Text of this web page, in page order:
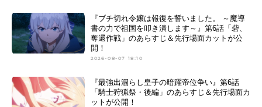
『ブチ切れ令嬢は報復を誓いました。 ～魔導
書の力で祖国を叩き潰します～』第6話「砦、
奪還作戦」のあらすじ＆先行場面カットが公
開！
2026-08-07 18:10
『最強出涸らし皇子の暗躍帝位争い』第6話
「騎士狩猟祭・後編」のあらすじ＆先行場面カ
ットが公開！